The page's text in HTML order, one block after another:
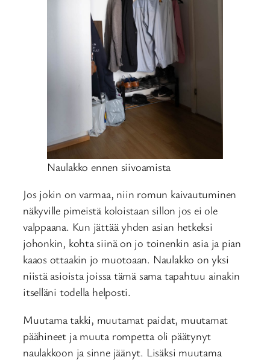
Naulakko ennen siivoamista
Jos jokin on varmaa, niin romun kaivautuminen
näkyville pimeistä koloistaan sillon jos ei ole
valppaana. Kun jättää yhden asian hetkeksi
johonkin, kohta siinä on jo toinenkin asia ja pian
kaaos ottaakin jo muotoaan. Naulakko on yksi
niistä asioista joissa tämä sama tapahtuu ainakin
itselläni todella helposti.
Muutama takki, muutamat paidat, muutamat
päähineet ja muuta rompetta oli päätynyt
naulakkoon ja sinne jäänyt. Lisäksi muutama